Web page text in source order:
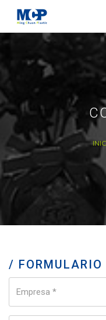
/ FORMULARIO